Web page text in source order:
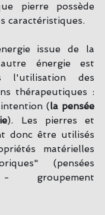
pierre possède
caractéristiques.
issue de la
énergie est
l'utilisation des
thérapeutiques :
(la pensée
). Les pierres et
donc être utilisés
matérielles
(pensées
- groupement